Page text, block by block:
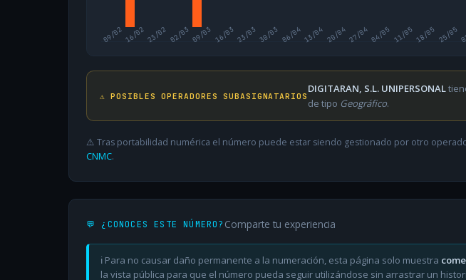
09/0216/0223/02 02/03 09/03 16/03 23/03 30/03 06/0413/04 20/0427/0404/05 11/0518/05 25/05
⚠️ POSIBLES OPERADORES SUBASIGNATARIOS
DIGITARAN, S.L. UNIPERSONAL
de tipo Geográfico.
⚠️ Tras portabilidad numérica el número puede estar siendo gestionado por otro
CNMC.
💬 ¿CONOCES ESTE NÚMERO? Comparte tu experiencia
ℹ️ Para no causar daño permanente a la numeración, esta página solo muestra
la vista pública para que el número pueda seguir utilizándose sin arrastrar un